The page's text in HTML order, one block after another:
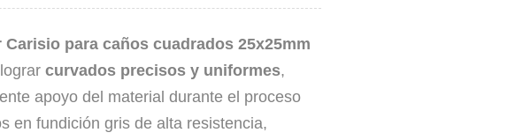
para caños cuadrados 25x25mm
curvados precisos y uniformes,
apoyo del material durante el proceso
en fundición gris de alta resistencia,